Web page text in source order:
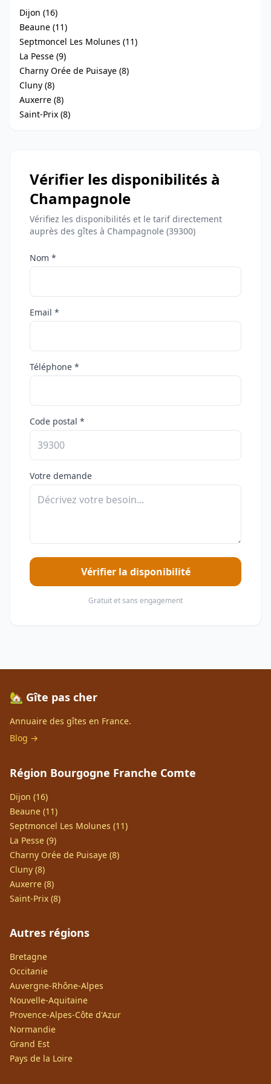
Dijon (16)
Beaune (11)
Septmoncel Les Molunes (11)
La Pesse (9)
Charny Orée de Puisaye (8)
Cluny (8)
Auxerre (8)
Saint-Prix (8)
Vérifier les disponibilités à
Champagnole
Vérifiez les disponibilités et le tarif directement
auprès des gîtes à Champagnole (39300)
Nom *
Email *
Téléphone *
Code postal *
Votre demande
Vérifier la disponibilité
Gratuit et sans engagement
🏡 Gîte pas cher
Annuaire des gîtes en France.
Blog →
Région Bourgogne Franche Comte
Dijon (16)
Beaune (11)
Septmoncel Les Molunes (11)
La Pesse (9)
Charny Orée de Puisaye (8)
Cluny (8)
Auxerre (8)
Saint-Prix (8)
Autres régions
Bretagne
Occitanie
Auvergne-Rhône-Alpes
Nouvelle-Aquitaine
Provence-Alpes-Côte d'Azur
Normandie
Grand Est
Pays de la Loire